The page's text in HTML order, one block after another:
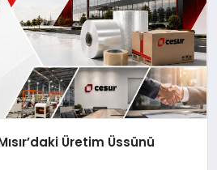
Üretim Üssünü